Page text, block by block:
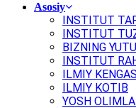
Asosiy
INSTITUT
INSTITUT
BIZNING
INSTITUT
ILMIY
ILMIY KOTIB
YOSH